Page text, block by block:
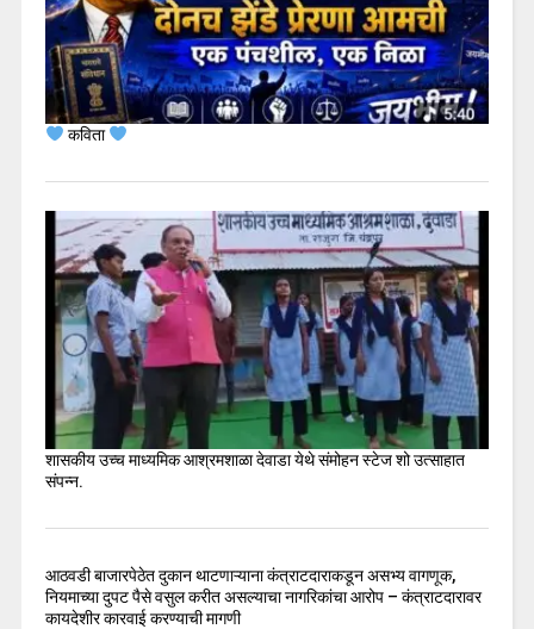
कविता
शासकीय उच्च माध्यमिक आश्रमशाळा देवाडा येथे संमोहन स्टेज शो उत्साहात
संपन्न.
आठवडी बाजारपेठेत दुकान थाटणाऱ्याना कंत्राटदाराकडून असभ्य वागणूक,
नियमाच्या दुपट पैसे वसुल करीत असल्याचा नागरिकांचा आरोप – कंत्राटदारावर
कायदेशीर कारवाई करण्याची मागणी